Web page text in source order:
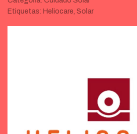
Etiquetas: Heliocare, Solar